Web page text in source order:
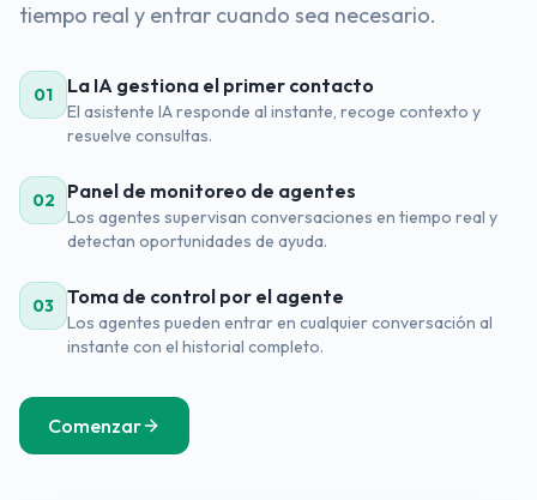
tiempo real y entrar cuando sea necesario.
01 La IA gestiona el primer contacto
El asistente IA responde al instante, recoge contexto y
resuelve consultas.
02 Panel de monitoreo de agentes
Los agentes supervisan conversaciones en tiempo real y
detectan oportunidades de ayuda.
03 Toma de control por el agente
Los agentes pueden entrar en cualquier conversación al
instante con el historial completo.
Comenzar